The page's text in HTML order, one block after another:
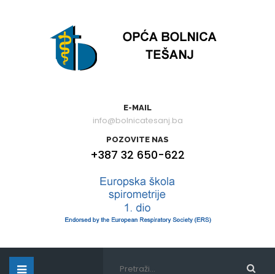
E-MAIL
info@bolnicatesanj.ba
POZOVITE NAS
+387 32 650-622